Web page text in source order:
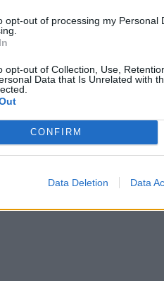
opt-out of processing my Personal
opt-out of Collection, Use,
Data that Is Unrelated with
CONFIRM
Data Deletion Data
ΓΕΎΣΗ - ΨΥΧΑΓΩΓΊΑ
– Συνταγές με
και πατάτες
8 Αυγούστου 2026